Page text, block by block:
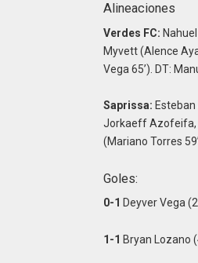
Alineaciones
Verdes FC:
Myvett (Alence
Vega 65’). DT:
Saprissa:
Jorkaeff Azofeifa,
(Mariano Torres
Goles:
0-1 Deyver Vega
1-1 Bryan Lozano